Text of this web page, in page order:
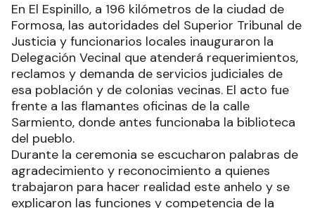
En El Espinillo, a 196 kilómetros de la ciudad de
Formosa, las autoridades del Superior Tribunal de
Justicia y funcionarios locales inauguraron la
Delegación Vecinal que atenderá requerimientos,
reclamos y demanda de servicios judiciales de
esa población y de colonias vecinas. El acto fue
frente a las flamantes oficinas de la calle
Sarmiento, donde antes funcionaba la biblioteca
del pueblo.
Durante la ceremonia se escucharon palabras de
agradecimiento y reconocimiento a quienes
trabajaron para hacer realidad este anhelo y se
explicaron las funciones y competencia de la